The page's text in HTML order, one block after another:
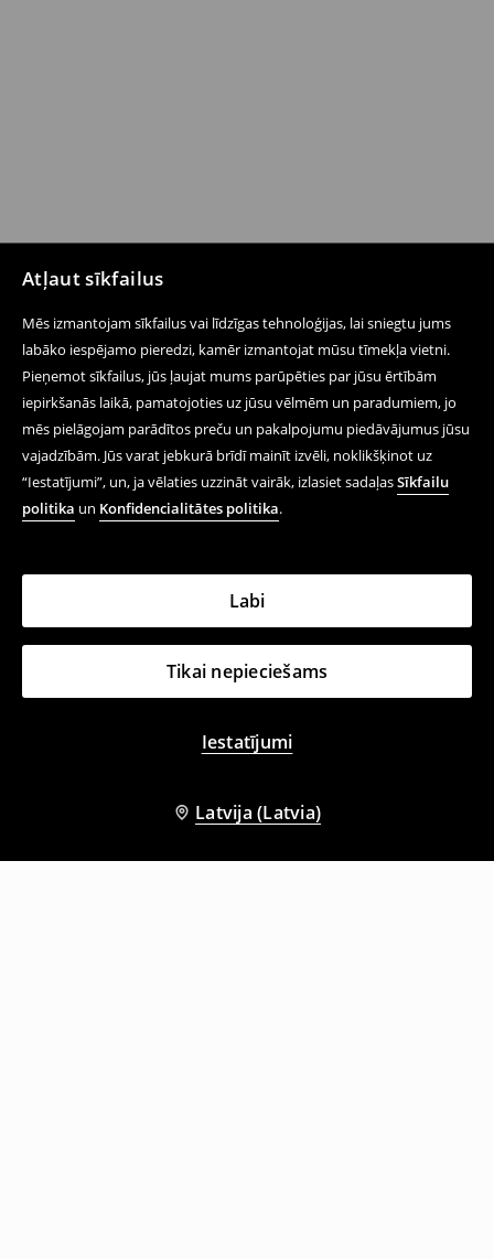
Atļaut sīkfailus
Mēs izmantojam sīkfailus vai līdzīgas tehnoloģijas, lai sniegtu jums
labāko iespējamo pieredzi, kamēr izmantojat mūsu tīmekļa vietni.
Pieņemot sīkfailus, jūs ļaujat mums parūpēties par jūsu ērtībām
iepirkšanās laikā, pamatojoties uz jūsu vēlmēm un paradumiem, jo
mēs pielāgojam parādītos preču un pakalpojumu piedāvājumus jūsu
vajadzībām. Jūs varat jebkurā brīdī mainīt izvēli, noklikšķinot uz
“Iestatījumi”, un, ja vēlaties uzzināt vairāk, izlasiet sadaļasSīkfailu
politika un Konfidencialitātes politika.
Tikai nepieciešams
Iestatījumi
Labi
Latvija (Latvia)